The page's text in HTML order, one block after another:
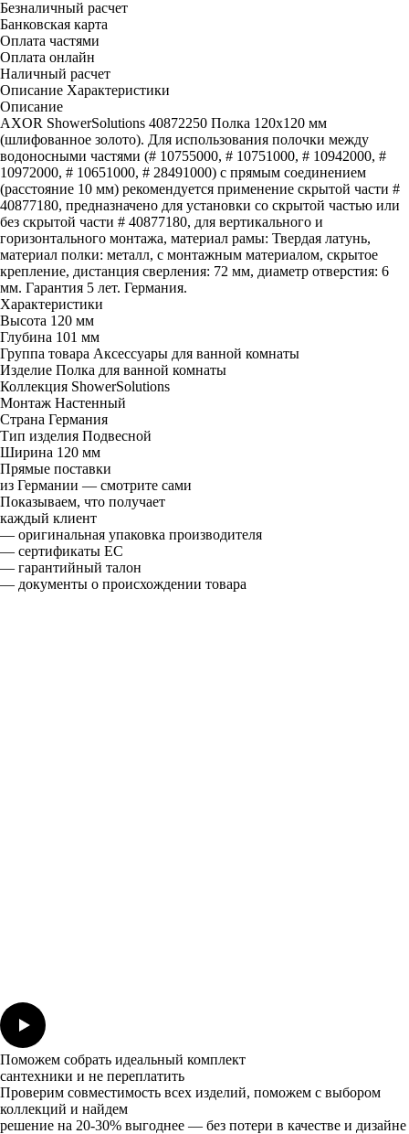
Безналичный расчет
Банковская карта
Оплата частями
Оплата онлайн
Наличный расчет
Описание Характеристики
Описание
AXOR ShowerSolutions 40872250 Полка 120х120 мм
(шлифованное золото). Для использования полочки между
водоносными частями (# 10755000, # 10751000, # 10942000, #
10972000, # 10651000, # 28491000) с прямым соединением
(расстояние 10 мм) рекомендуется применение скрытой части #
40877180, предназначено для установки со скрытой частью или
без скрытой части # 40877180, для вертикального и
горизонтального монтажа, материал рамы: Твердая латунь,
материал полки: металл, с монтажным материалом, скрытое
крепление, дистанция сверления: 72 мм, диаметр отверстия: 6
мм. Гарантия 5 лет. Германия.
Характеристики
Высота 120 мм
Глубина 101 мм
Группа товара Аксессуары для ванной комнаты
Изделие Полка для ванной комнаты
Коллекция ShowerSolutions
Монтаж Настенный
Страна Германия
Тип изделия Подвесной
Ширина 120 мм
Прямые поставки
из Германии — смотрите сами
Показываем, что получает
каждый клиент
— оригинальная упаковка производителя
— сертификаты ЕС
— гарантийный талон
— документы о происхождении товара
Поможем собрать идеальный комплект
сантехники и не переплатить
Проверим совместимость всех изделий, поможем с выбором
коллекций и найдем
решение на 20-30% выгоднее — без потери в качестве и дизайне